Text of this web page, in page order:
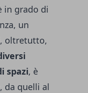
in grado di
un
oltretutto,
spazi, è
da quelli al